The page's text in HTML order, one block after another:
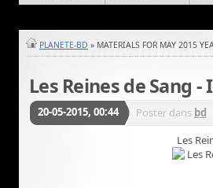
PLANETE-BD » MATERIALS FOR MAY 2015
Les Reines de Sang
20-05-2015, 00:44 Poster dans bd
Les